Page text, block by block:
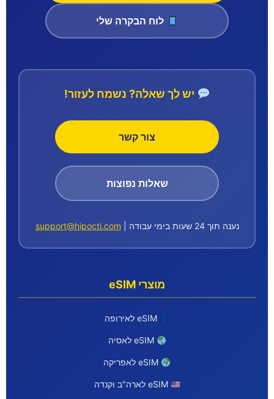
לוח הבקרה שלי
יש לך שאלה? נשמח לעזור!
צור קשר
שאלות נפוצות
נענה תוך 24 שעות בימי עבודה | support@hipocti.com
מוצרי eSIM
eSIM לאסיה
eSIM לארה"ב וקנדה